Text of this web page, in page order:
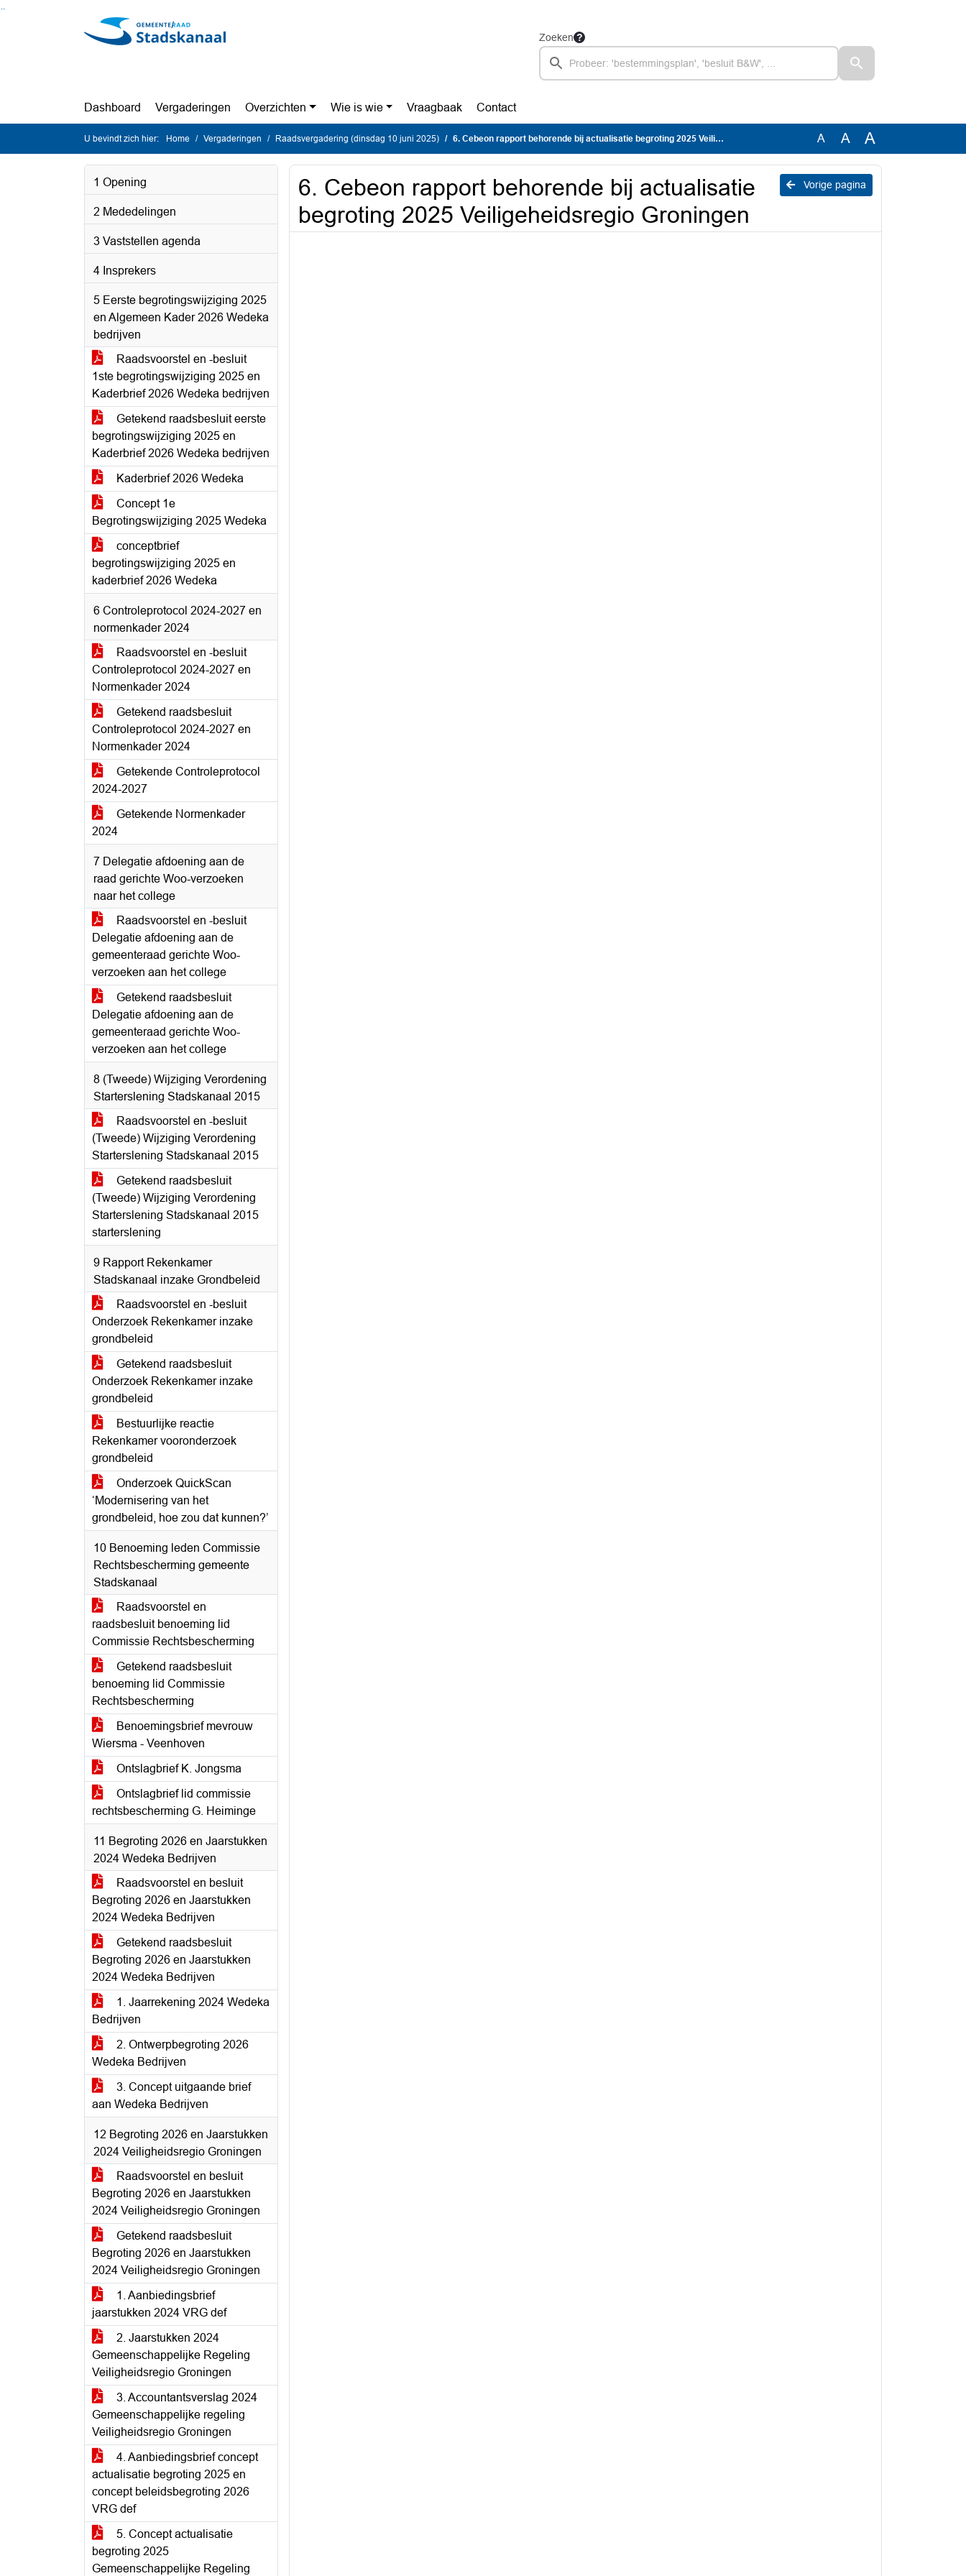
Ga naar de inhoud van deze pagina
Zoeken
Dashboard Vergaderingen Overzichten Wie is wie Vraagbaak Contact
U bevindt zich hier: Home Vergaderingen Raadsvergadering (dinsdag 10 juni 2025) 6. Cebeon rapport behorende bij actualisatie begroting 2025 Veiligeheidsregio Groningen A A A
1 Opening
2 Mededelingen
3 Vaststellen agenda
4 Insprekers
5 Eerste begrotingswijziging 2025
en Algemeen Kader 2026 Wedeka
bedrijven
Raadsvoorstel en -besluit
1ste begrotingswijziging 2025 en
Kaderbrief 2026 Wedeka bedrijven
Getekend raadsbesluit eerste
begrotingswijziging 2025 en
Kaderbrief 2026 Wedeka bedrijven
Kaderbrief 2026 Wedeka
Concept 1e
Begrotingswijziging 2025 Wedeka
conceptbrief
begrotingswijziging 2025 en
kaderbrief 2026 Wedeka
6 Controleprotocol 2024-2027 en
normenkader 2024
Raadsvoorstel en -besluit
Controleprotocol 2024-2027 en
Normenkader 2024
Getekend raadsbesluit
Controleprotocol 2024-2027 en
Normenkader 2024
Getekende Controleprotocol
2024-2027
Getekende Normenkader
2024
7 Delegatie afdoening aan de
raad gerichte Woo-verzoeken
naar het college
Raadsvoorstel en -besluit
Delegatie afdoening aan de
gemeenteraad gerichte Woo-
verzoeken aan het college
Getekend raadsbesluit
Delegatie afdoening aan de
gemeenteraad gerichte Woo-
verzoeken aan het college
8 (Tweede) Wijziging Verordening
Starterslening Stadskanaal 2015
Raadsvoorstel en -besluit
(Tweede) Wijziging Verordening
Starterslening Stadskanaal 2015
Getekend raadsbesluit
(Tweede) Wijziging Verordening
Starterslening Stadskanaal 2015
starterslening
9 Rapport Rekenkamer
Stadskanaal inzake Grondbeleid
Raadsvoorstel en -besluit
Onderzoek Rekenkamer inzake
grondbeleid
Getekend raadsbesluit
Onderzoek Rekenkamer inzake
grondbeleid
Bestuurlijke reactie
Rekenkamer vooronderzoek
grondbeleid
Onderzoek QuickScan
‘Modernisering van het
grondbeleid, hoe zou dat kunnen?’
10 Benoeming leden Commissie
Rechtsbescherming gemeente
Stadskanaal
Raadsvoorstel en
raadsbesluit benoeming lid
Commissie Rechtsbescherming
Getekend raadsbesluit
benoeming lid Commissie
Rechtsbescherming
Benoemingsbrief mevrouw
Wiersma - Veenhoven
Ontslagbrief K. Jongsma
Ontslagbrief lid commissie
rechtsbescherming G. Heiminge
11 Begroting 2026 en Jaarstukken
2024 Wedeka Bedrijven
Raadsvoorstel en besluit
Begroting 2026 en Jaarstukken
2024 Wedeka Bedrijven
Getekend raadsbesluit
Begroting 2026 en Jaarstukken
2024 Wedeka Bedrijven
1. Jaarrekening 2024 Wedeka
Bedrijven
2. Ontwerpbegroting 2026
Wedeka Bedrijven
3. Concept uitgaande brief
aan Wedeka Bedrijven
12 Begroting 2026 en Jaarstukken
2024 Veiligheidsregio Groningen
Raadsvoorstel en besluit
Begroting 2026 en Jaarstukken
2024 Veiligheidsregio Groningen
Getekend raadsbesluit
Begroting 2026 en Jaarstukken
2024 Veiligheidsregio Groningen
1. Aanbiedingsbrief
jaarstukken 2024 VRG def
2. Jaarstukken 2024
Gemeenschappelijke Regeling
Veiligheidsregio Groningen
3. Accountantsverslag 2024
Gemeenschappelijke regeling
Veiligheidsregio Groningen
4. Aanbiedingsbrief concept
actualisatie begroting 2025 en
concept beleidsbegroting 2026
VRG def
5. Concept actualisatie
begroting 2025
Gemeenschappelijke Regeling
Vorige pagina
6. Cebeon rapport behorende bij actualisatie
begroting 2025 Veiligeheidsregio Groningen